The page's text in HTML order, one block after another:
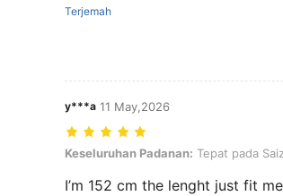
Terjemah
y***a 11 May,2026
Keseluruhan Padanan: Tepat pada Saiz,
Keseluruhan Padanan: Tepat pada Saiz
I’m 152 cm the lenght just fit